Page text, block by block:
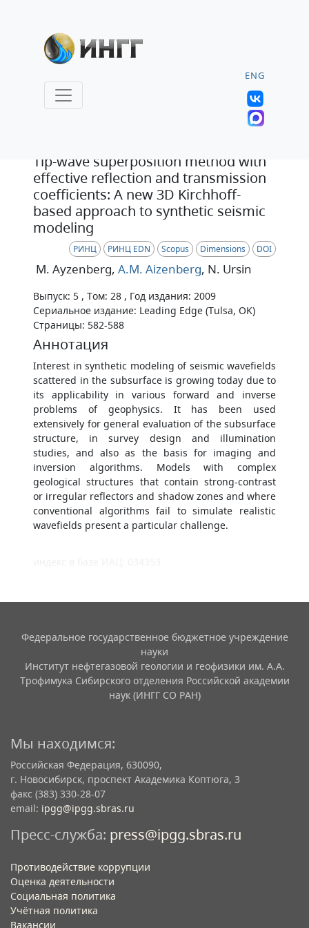
ENG
Tip-wave superposition method with
effective reflection and transmission
coefficients: A new 3D Kirchhoff-
based approach to synthetic seismic
modeling
РИНЦ РИНЦ EDN Scopus Dimensions DOI
M. Ayzenberg, A.M. Aizenberg, N. Ursin
Выпуск: 5 , Том: 28 , Год издания: 2009
Сериальное издание: Leading Edge (Tulsa, OK)
Страницы: 582-588
Аннотация
Interest in synthetic modeling of seismic wavefields
scattered in the subsurface is growing today due to
its applicability in various forward and inverse
problems of geophysics. It has been used
extensively for general evaluation of the subsurface
structure, in survey design and illumination
studies, and also as the basis for imaging and
inversion algorithms. Models with complex
geological structures that contain strong-contrast
or irregular reflectors and shadow zones and where
conventional algorithms fail to simulate realistic
wavefields present a particular challenge.
Федеральное государственное бюджетное учреждение
науки
Институт нефтегазовой геологии и геофизики им. А.А.
Трофимука Сибирского отделения Российской академии
наук (ИНГГ СО РАН)
Мы находимся:
Российская Федерация, 630090,
г. Новосибирск, проспект Академика Коптюга, 3
факс (383) 330-28-07
email: ipgg@ipgg.sbras.ru
Пресс-служба: press@ipgg.sbras.ru
Противодействие коррупции
Оценка деятельности
Социальная политика
Учётная политика​
Вакансии​